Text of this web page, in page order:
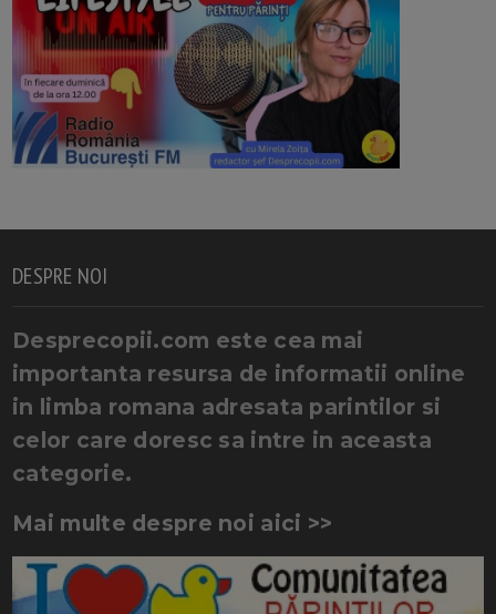
DESPRE NOI
Desprecopii.com este cea mai
importanta resursa de informatii online
in limba romana adresata parintilor si
celor care doresc sa intre in aceasta
categorie.
Mai multe despre noi aici >>